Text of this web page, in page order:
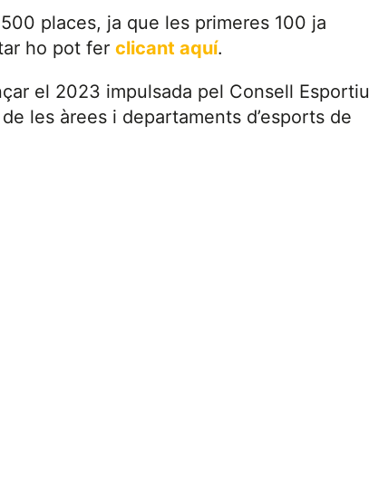
places, ja que les primeres 100 ja
ho pot fer clicant aquí.
el 2023 impulsada pel Consell Esportiu
les àrees i departaments d’esports de